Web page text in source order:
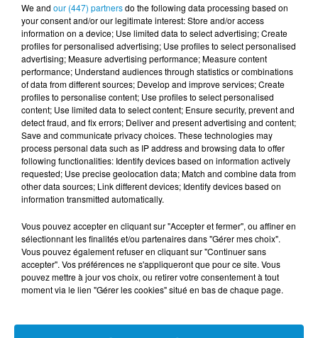
7 août 2026
L’inflation recule à 5,1 % en Tunisie !
5 août 2026
Visas français : l’Algérie décroche, le
Maroc et la Tunisie...
4 août 2026
mensuel le plus lourd de...
4 août 2026
We and our (447) partnersdo the following data processing based on
your consent and/or our legitimate interest: Store and/or access
information on a device; Use limited data to select advertising; Create
profiles for personalised advertising; Use profiles to select personalised
advertising; Measure advertising performance; Measure content
performance; Understand audiences through statistics or combinations
of data from different sources; Develop and improve services; Create
profiles to personalise content; Use profiles to select personalised
content; Use limited data to select content; Ensure security, prevent and
detect fraud, and fix errors; Deliver and present advertising and content;
Save and communicate privacy choices. These technologies may
process personal data such as IP address and browsing data to offer
following functionalities: Identify devices based on information actively
requested; Use precise geolocation data; Match and combine data from
other data sources; Link different devices; Identify devices based on
information transmitted automatically.
Vous pouvez accepter en cliquant sur "Accepter et fermer", ou affiner en
sélectionnant les finalités et/ou partenaires dans "Gérer mes choix".
Vous pouvez également refuser en cliquant sur "Continuer sans
accepter". Vos préférences ne s'appliqueront que pour ce site. Vous
pouvez mettre à jour vos choix, ou retirer votre consentement à tout
moment via le lien "Gérer les cookies" situé en bas de chaque page.